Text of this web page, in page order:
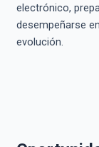
electrónico,
desempeñarse
evolución.